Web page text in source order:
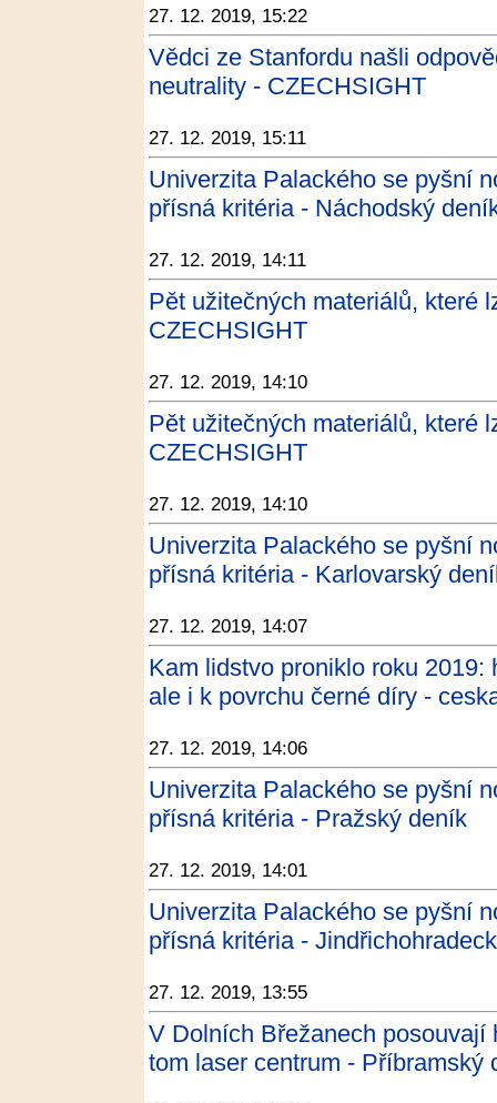
27. 12. 2019, 15:22
Vědci ze Stanfordu našli
neutrality - CZECHSIGHT
27. 12. 2019, 15:11
Univerzita Palackého se pyšní
přísná kritéria - Náchodský
27. 12. 2019, 14:11
Pět užitečných materiálů, které
CZECHSIGHT
27. 12. 2019, 14:10
Pět užitečných materiálů, které
CZECHSIGHT
27. 12. 2019, 14:10
Univerzita Palackého se pyšní
přísná kritéria - Karlovarský
27. 12. 2019, 14:07
Kam lidstvo proniklo roku
ale i k povrchu černé díry -
27. 12. 2019, 14:06
Univerzita Palackého se pyšní
přísná kritéria - Pražský deník
27. 12. 2019, 14:01
Univerzita Palackého se pyšní
přísná kritéria -
27. 12. 2019, 13:55
V Dolních Břežanech
tom laser centrum - Příbramský